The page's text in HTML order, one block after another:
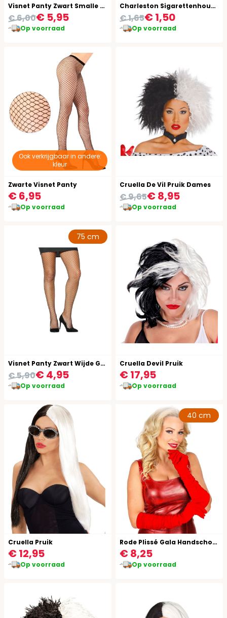
Visnet Panty Zwart Smalle Gaten
€ 5,95
€ 6,00
Op voorraad
Charleston Sigarettenhouder
€ 1,50
€ 1,65
Op voorraad
Ook verkrijgbaar in andere:
kleur
Zwarte Visnet Panty
€ 6,95
Op voorraad
Cruella De Vil Pruik Dames
€ 8,95
€ 9,65
Op voorraad
75 cm
Visnet Panty Zwart Wijde Gaten
€ 4,95
€ 5,90
Op voorraad
Cruella Devil Pruik
€ 17,95
Op voorraad
Cruella Pruik
€ 12,95
Op voorraad
40 cm
Rode Plissé Gala Handschoenen
€ 8,25
Op voorraad